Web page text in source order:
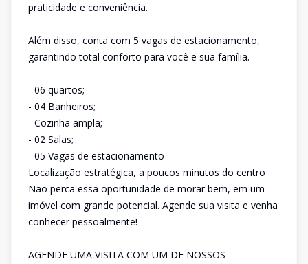
praticidade e conveniência.
Além disso, conta com 5 vagas de estacionamento,
garantindo total conforto para você e sua família.
- 06 quartos;
- 04 Banheiros;
- Cozinha ampla;
- 02 Salas;
- 05 Vagas de estacionamento
Localização estratégica, a poucos minutos do centro
Não perca essa oportunidade de morar bem, em um
imóvel com grande potencial. Agende sua visita e venha
conhecer pessoalmente!
AGENDE UMA VISITA COM UM DE NOSSOS